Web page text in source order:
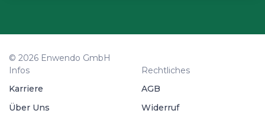
© 2026 Enwendo GmbH
Infos
Karriere
Über Uns
Rechtliches
AGB
Widerruf